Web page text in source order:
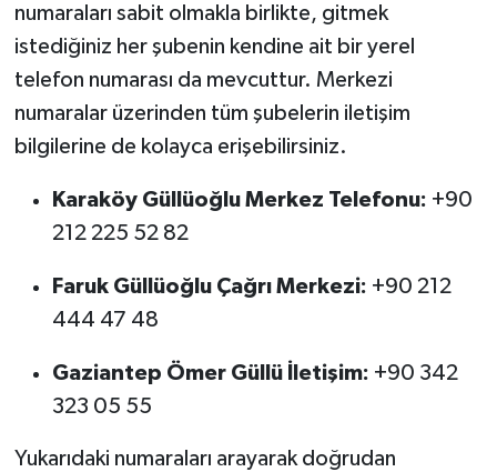
numaraları sabit olmakla birlikte, gitmek
istediğiniz her şubenin kendine ait bir yerel
telefon numarası da mevcuttur. Merkezi
numaralar üzerinden tüm şubelerin iletişim
bilgilerine de kolayca erişebilirsiniz.
Karaköy Güllüoğlu Merkez Telefonu: +90
212 225 52 82
Faruk Güllüoğlu Çağrı Merkezi: +90 212
444 47 48
Gaziantep Ömer Güllü İletişim: +90 342
323 05 55
Yukarıdaki numaraları arayarak doğrudan